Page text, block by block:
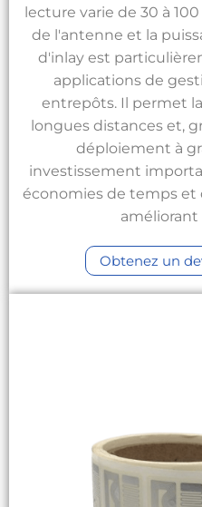
lecture varie de 30 à
de l'antenne et la
d'inlay est
applications de
entrepôts. Il permet
longues distances et,
déploiement à
investissement
économies de temps
améliorant
Obtenez un